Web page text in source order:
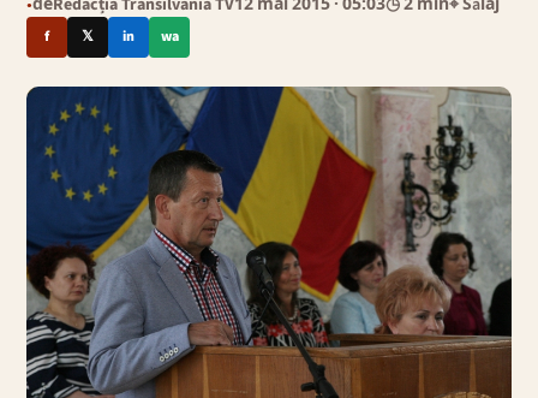
●deRedacția Transilvania TV12 mai 2015 · 05:03◷ 2 min⌖ Sălaj
f 𝕏 in wa